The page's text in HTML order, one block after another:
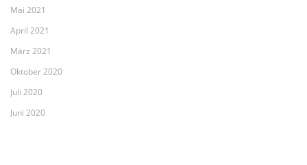
Mai 2021
April 2021
März 2021
Oktober 2020
Juli 2020
Juni 2020